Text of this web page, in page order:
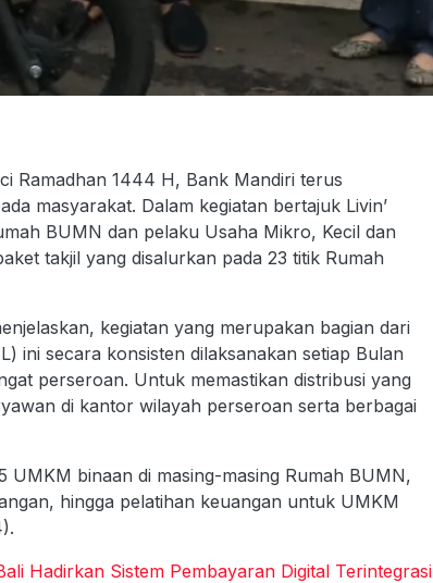
Ramadhan 1444 H, Bank Mandiri terus
masyarakat. Dalam kegiatan bertajuk Livin’
BUMN dan pelaku Usaha Mikro, Kecil dan
takjil yang disalurkan pada 23 titik Rumah
kegiatan yang merupakan bagian dari
ini secara konsisten dilaksanakan setiap Bulan
perseroan. Untuk memastikan distribusi yang
di kantor wilayah perseroan serta berbagai
UMKM binaan di masing-masing Rumah BUMN,
hingga pelatihan keuangan untuk UMKM
Hadirkan Sistem Pembayaran Digital Terintegrasi